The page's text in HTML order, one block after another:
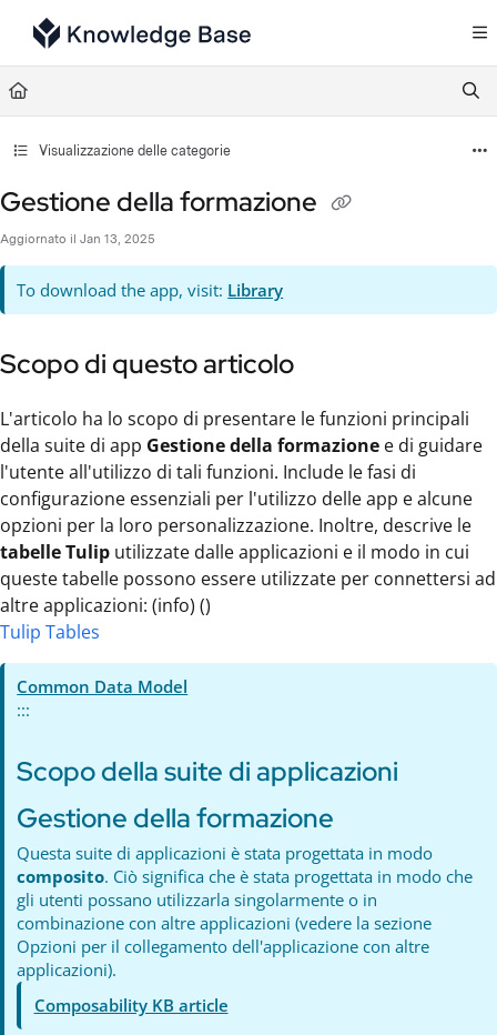
Documentation Index
Fetch the complete documentation index at:
Use this file to discover all available pages before exploring further.
Visualizzazione delle categorie
Gestione della formazione
Aggiornato il Jan 13, 2025
To download the app, visit: Library
Scopo di questo articolo
L'articolo ha lo scopo di presentare le funzioni principali
della suite di app Gestione della formazione e di guidare
l'utente all'utilizzo di tali funzioni. Include le fasi di
configurazione essenziali per l'utilizzo delle app e alcune
opzioni per la loro personalizzazione. Inoltre, descrive le
tabelle Tulip utilizzate dalle applicazioni e il modo in cui
queste tabelle possono essere utilizzate per connettersi ad
altre applicazioni: (info) ()
Tulip Tables
Common Data Model
:::
Scopo della suite di applicazioni
Gestione della formazione
Questa suite di applicazioni è stata progettata in modo
composito. Ciò significa che è stata progettata in modo che
gli utenti possano utilizzarla singolarmente o in
combinazione con altre applicazioni (vedere la sezione
Opzioni per il collegamento dell'applicazione con altre
applicazioni).
Composability KB article